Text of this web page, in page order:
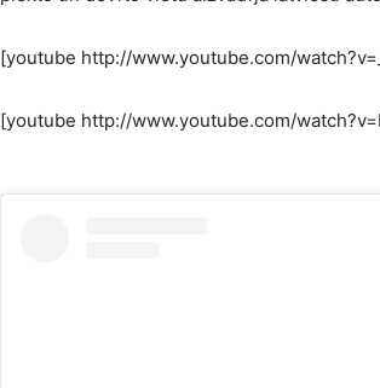
[youtube http://www.youtube.com/
[youtube http://www.youtube.com/